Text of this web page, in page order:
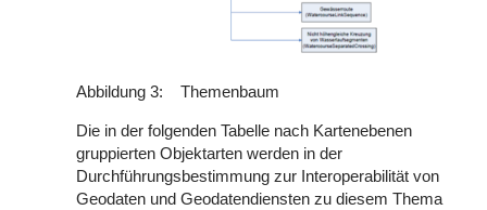
Abbildung 3: Themenbaum
Die in der folgenden Tabelle nach Kartenebenen
gruppierten Objektarten werden in der
Durchführungsbestimmung zur Interoperabilität von
Geodaten und Geodatendiensten zu diesem Thema